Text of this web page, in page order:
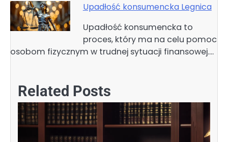
Upadłość konsumencka Legnica
Upadłość konsumencka to
proces, który ma na celu pomoc
osobom fizycznym w trudnej sytuacji finansowej.…
Related Posts